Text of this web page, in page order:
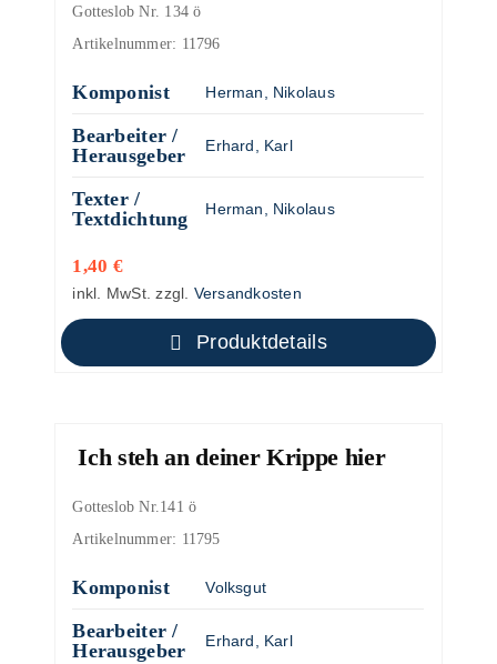
Gotteslob Nr. 134 ö
Artikelnummer: 11796
Komponist Herman, Nikolaus
Bearbeiter /
Herausgeber
Erhard, Karl
Texter /
Textdichtung
Herman, Nikolaus
1,40 €
inkl. MwSt. zzgl. Versandkosten
Produktdetails
Ich steh an deiner Krippe hier
Gotteslob Nr.141 ö
Artikelnummer: 11795
Komponist Volksgut
Bearbeiter /
Herausgeber
Erhard, Karl